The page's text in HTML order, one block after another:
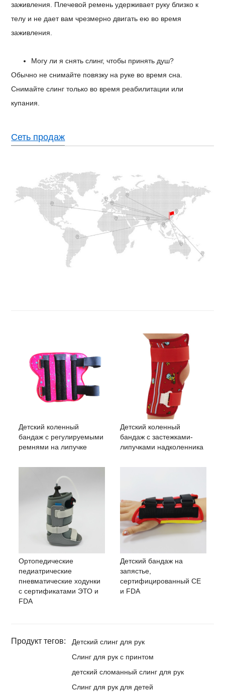
заживления. Плечевой ремень удерживает руку близко к
телу и не дает вам чрезмерно двигать ею во время
заживления.
Могу ли я снять слинг, чтобы принять душ?
Обычно не снимайте повязку на руке во время сна.
Снимайте слинг только во время реабилитации или
купания.
Сеть продаж
Детский коленный
бандаж с регулируемыми
ремнями на липучке
Детский коленный
бандаж с застежками-
липучками надколенника
Ортопедические
педиатрические
пневматические ходунки
с сертификатами ЭТО и
FDA
Детский бандаж на
запястье,
сертифицированный CE
и FDA
Продукт тегов:
Детский слинг для рук
Слинг для рук с принтом
детский сломанный слинг для рук
Слинг для рук для детей